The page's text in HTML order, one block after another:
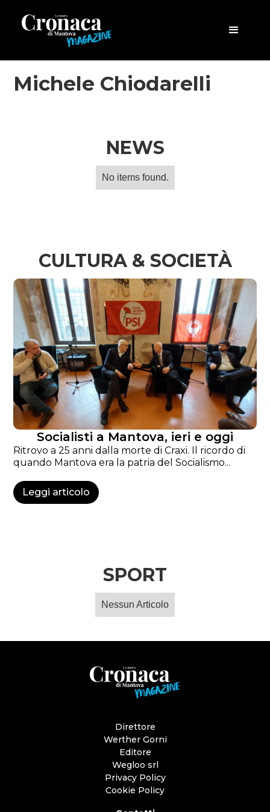
Michele Chiodarelli
NEWS
No items found.
CULTURA & SOCIETÀ
Socialisti a Mantova, ieri e oggi
Ritrovo a 25 anni dalla morte di Craxi. Il ricordo di
quando Mantova era la patria del Socialismo...
Leggi articolo
SPORT
Nessun Articolo
Direttore
Werther Gorni
Editore
Wegloo srl
Privacy Policy
Cookie Policy